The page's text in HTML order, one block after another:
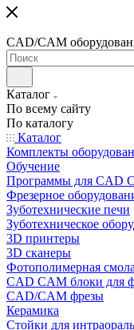
CAD/CAM
Каталог
По всему сайту
По каталогу
Каталог
Комплекты
Обучение
Программы для CAD
Фрезерное
Зуботехнические печи
Зуботехническое
3D принтеры
3D сканеры
Фотополимерная
CAD CAM блоки для
CAD/CAM фрезы
Керамика
Стойки для